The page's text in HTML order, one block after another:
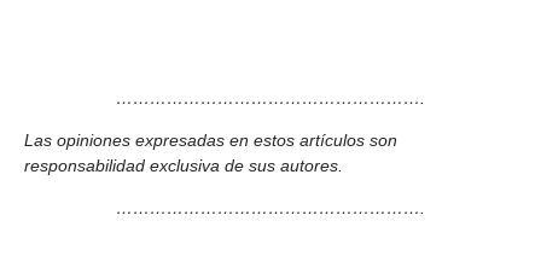
……………………………………………….
Las opiniones expresadas en estos artículos son
responsabilidad exclusiva de sus autores.
……………………………………………….